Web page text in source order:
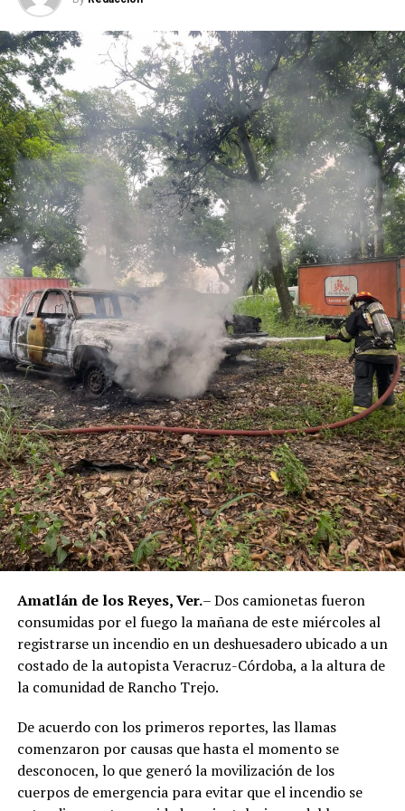
Amatlán de los Reyes, Ver.– Dos camionetas fueron
consumidas por el fuego la mañana de este miércoles al
registrarse un incendio en un deshuesadero ubicado a un
costado de la autopista Veracruz-Córdoba, a la altura de
la comunidad de Rancho Trejo.
De acuerdo con los primeros reportes, las llamas
comenzaron por causas que hasta el momento se
desconocen, lo que generó la movilización de los
cuerpos de emergencia para evitar que el incendio se